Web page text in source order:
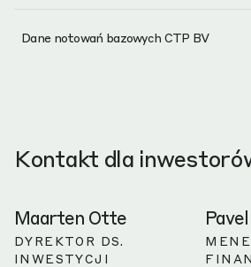
Dane notowań bazowych CTP BV
Kontakt dla
Maarten Otte
DYREKTOR DS.
INWESTYCJI